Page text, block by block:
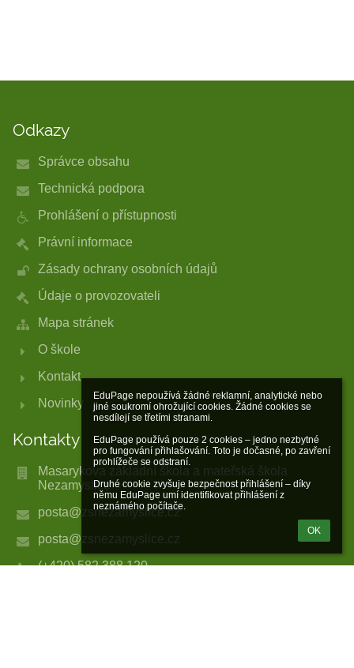
EduPage nepoužívá žádné reklamní, analytické nebo
jiné soukromí ohrožující cookies. Žádné cookies se
nesdílejí se třetími stranami.
EduPage používá pouze 2 cookies – jedno nezbytné
pro fungování přihlašování. Toto je dočasné, po zavření
prohlížeče se odstraní.
Druhé cookie zvyšuje bezpečnost přihlášení – díky
němu EduPage umí identifikovat přihlášení z
neznámého počítače.
OK
Odkazy
Správce obsahu
Technická podpora
Prohlášení o přístupnosti
Právní informace
Zásady ochrany osobních údajů
Údaje o provozovateli
Mapa stránek
O škole
Kontakt
Novinky
Kontakty
Masarykova základní škola a mateřská škola
Nezamyslice
posta@zsnezamyslice.cz
posta@zsnezamyslice.cz
(+420) 582 388 120